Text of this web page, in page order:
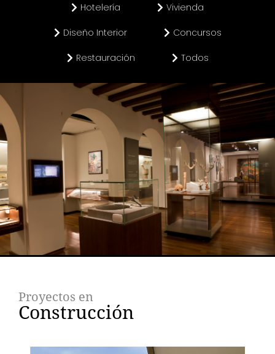
Hotelería Vivienda
Diseño Interior Concursos
Restauración Todos
>MUSEO NACIONAL
Proyectos en
Construcción